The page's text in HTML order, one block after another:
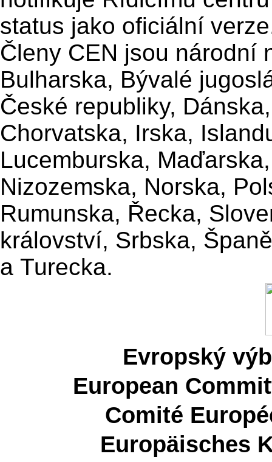
status jako oficiální
Členy CEN jsou národní
Bulharska, Bývalé
České republiky,
Chorvatska, Irska,
Lucemburska,
Nizozemska, Norska,
Rumunska, Řecka,
království, Srbska,
a Turecka.
Evropský
European
Comité
Europäisches